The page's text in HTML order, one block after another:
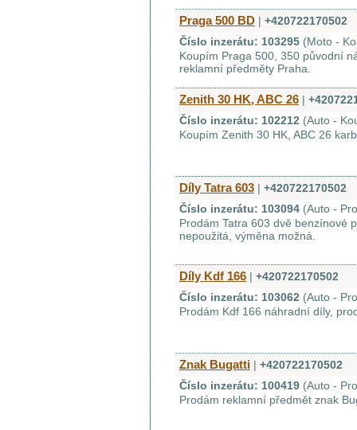
Praga 500 BD | +420722170502
Číslo inzerátu: 103295 (Moto -
Koupím Praga 500, 350 původní
reklamní předměty Praha.
Zenith 30 HK, ABC 26 |
Číslo inzerátu: 102212 (Auto -
Koupím Zenith 30 HK, ABC 26
Díly Tatra 603 | +420722170502
Číslo inzerátu: 103094 (Auto -
Prodám Tatra 603 dvě benzínové
nepoužitá, výměna možná.
Díly Kdf 166 | +420722170502
Číslo inzerátu: 103062 (Auto -
Prodám Kdf 166 náhradní díly,
Znak Bugatti | +420722170502
Číslo inzerátu: 100419 (Auto -
Prodám reklamní předmět znak